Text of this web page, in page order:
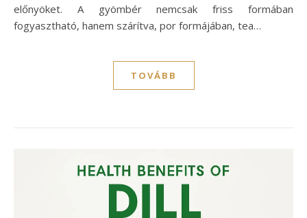
előnyöket. A gyömbér nemcsak friss formában
fogyasztható, hanem szárítva, por formájában, tea…
TOVÁBB